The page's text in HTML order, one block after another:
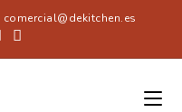
comercial@dekitchen.es